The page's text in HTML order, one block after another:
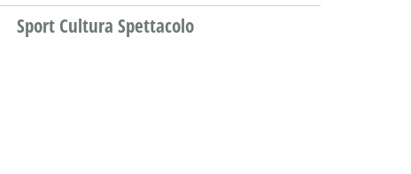
Sport Cultura Spettacolo